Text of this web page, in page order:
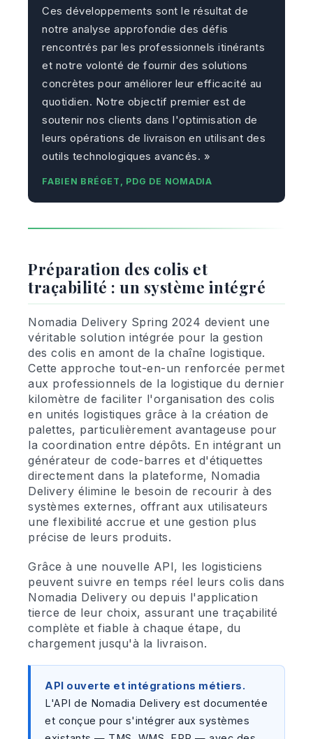
Ces développements sont le résultat de
notre analyse approfondie des défis
rencontrés par les professionnels itinérants
et notre volonté de fournir des solutions
concrètes pour améliorer leur efficacité au
quotidien. Notre objectif premier est de
soutenir nos clients dans l'optimisation de
leurs opérations de livraison en utilisant des
outils technologiques avancés. »
FABIEN BRÉGET, PDG DE NOMADIA
Préparation des colis et
traçabilité : un système intégré
Nomadia Delivery Spring 2024 devient une
véritable solution intégrée pour la gestion
des colis en amont de la chaîne logistique.
Cette approche tout-en-un renforcée permet
aux professionnels de la logistique du dernier
kilomètre de faciliter l'organisation des colis
en unités logistiques grâce à la création de
palettes, particulièrement avantageuse pour
la coordination entre dépôts. En intégrant un
générateur de code-barres et d'étiquettes
directement dans la plateforme, Nomadia
Delivery élimine le besoin de recourir à des
systèmes externes, offrant aux utilisateurs
une flexibilité accrue et une gestion plus
précise de leurs produits.
Grâce à une nouvelle API, les logisticiens
peuvent suivre en temps réel leurs colis dans
Nomadia Delivery ou depuis l'application
tierce de leur choix, assurant une traçabilité
complète et fiable à chaque étape, du
chargement jusqu'à la livraison.
API ouverte et intégrations métiers.
L'API de Nomadia Delivery est documentée
et conçue pour s'intégrer aux systèmes